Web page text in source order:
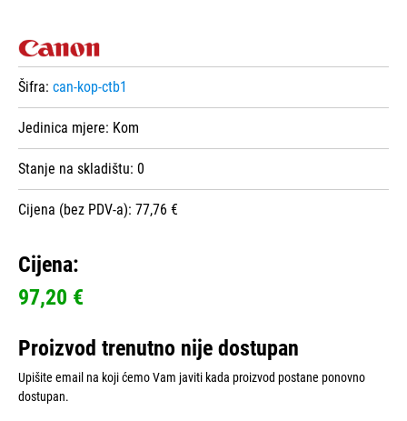
Šifra: can-kop-ctb1
Jedinica mjere: Kom
Stanje na skladištu: 0
Cijena (bez PDV-a): 77,76 €
Cijena:
97,20 €
Proizvod trenutno nije dostupan
Upišite email na koji ćemo Vam javiti kada proizvod postane ponovno
dostupan.